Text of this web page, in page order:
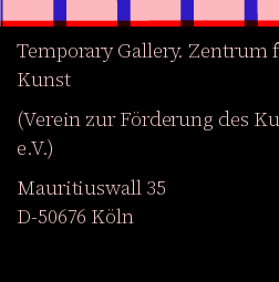
Temporary Gallery. Zentrum
Kunst
(Verein zur Förderung des
e.V.)
Mauritiuswall 35
D-50676 Köln